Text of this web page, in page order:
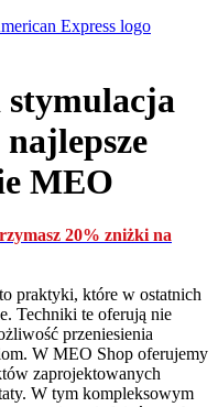
MEO
20% zniżki na
praktyki, które w ostatnich
Techniki te oferują nie
przeniesienia
W MEO Shop oferujemy
zaprojektowanych
W tym kompleksowym